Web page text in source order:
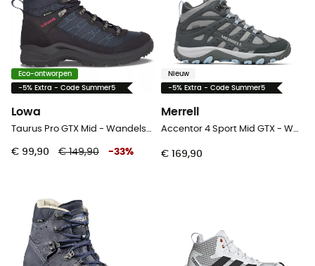
Eco-ontworpen
-5% Extra - Code Summer5
Lowa
Taurus Pro GTX Mid - Wandelschoenen - Dames
€ 99,90 € 149,90 -33%
Nieuw
-5% Extra - Code Summer5
Merrell
Accentor 4 Sport Mid GTX - Wandelschoenen - Dames
€ 169,90